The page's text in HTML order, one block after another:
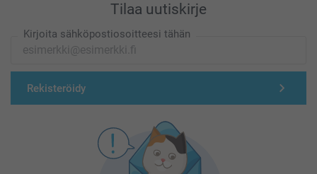
Tilaa uutiskirje
Kirjoita sähköpostiosoitteesi tähän
Rekisteröidy